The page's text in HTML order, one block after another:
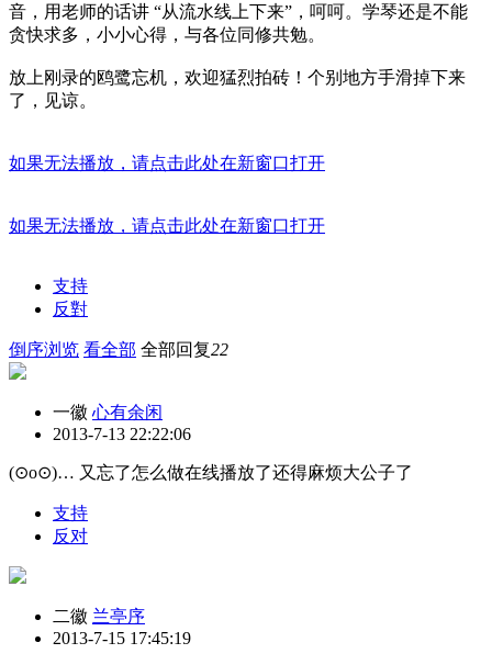
音，用老师的话讲 “从流水线上下来”，呵呵。学琴还是不能
贪快求多，小小心得，与各位同修共勉。
放上刚录的鸥鹭忘机，欢迎猛烈拍砖！个别地方手滑掉下来
了，见谅。
如果无法播放，请点击此处在新窗口打开
如果无法播放，请点击此处在新窗口打开
支持
反對
倒序浏览 看全部 全部回复22
一徽 心有余闲
2013-7-13 22:22:06
(⊙o⊙)… 又忘了怎么做在线播放了还得麻烦大公子了
支持
反对
二徽 兰亭序
2013-7-15 17:45:19